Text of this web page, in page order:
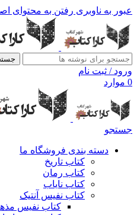
عبور به ناوبری رفتن به محتوای
ورود / ثبت نام
0 موارد
جستجو
دسته بندی فروشگاه ما
کتاب تاریخ
کتاب رمان
کتاب نایاب
کتاب نفیس آنتیک
کتاب نفیس